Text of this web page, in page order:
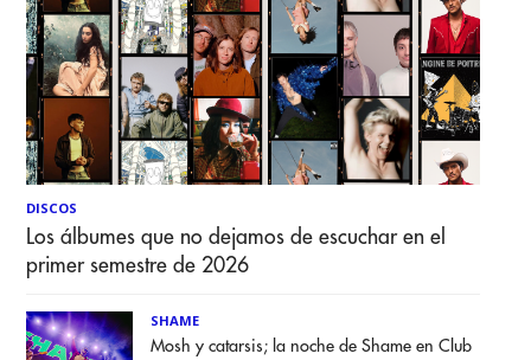
DISCOS
Los álbumes que no dejamos de escuchar en el
primer semestre de 2026
SHAME
Mosh y catarsis; la noche de Shame en Club